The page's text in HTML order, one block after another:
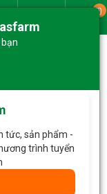
0
tức, sản phẩm -
trình tuyển